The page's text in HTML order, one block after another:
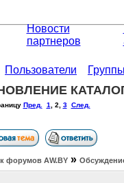
Новости
партнеров
Пользователи
Пред. 1 2 3 След.
форумов АW.BY »